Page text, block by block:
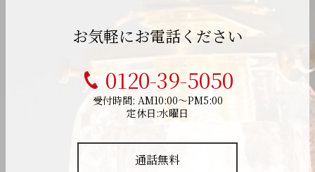
お気軽にお電話ください
0120-39-5050
受付時間: AM10:00～PM5:00
定休日:水曜日
通話無料